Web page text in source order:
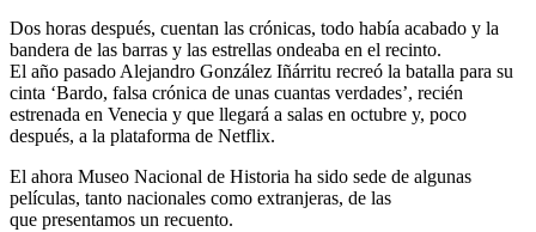
Dos horas después, cuentan las crónicas, todo había acabado y la
bandera de las barras y las estrellas ondeaba en el recinto.
El año pasado Alejandro González Iñárritu recreó la batalla para su
cinta ‘Bardo, falsa crónica de unas cuantas verdades’, recién
estrenada en Venecia y que llegará a salas en octubre y, poco
después, a la plataforma de Netflix.
El ahora Museo Nacional de Historia ha sido sede de algunas
películas, tanto nacionales como extranjeras, de las
que presentamos un recuento.